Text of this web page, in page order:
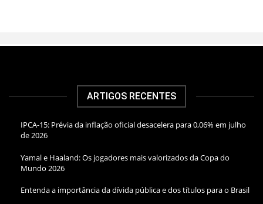
ARTIGOS RECENTES
IPCA-15: Prévia da inflação oficial desacelera para 0,06% em julho
de 2026
Yamal e Haaland: Os jogadores mais valorizados da Copa do
Mundo 2026
Entenda a importância da dívida pública e dos títulos para o Brasil